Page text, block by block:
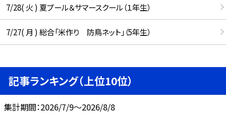
7/28( 火 ) 夏プール＆サマースクール（１年生）
7/27( 月 ) 総合「米作り 防鳥ネット」（5年生）
記事ランキング（上位10位）
集計期間：2026/7/9～2026/8/8